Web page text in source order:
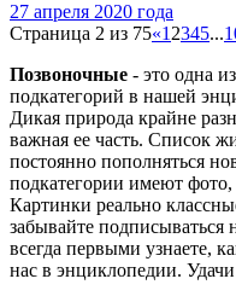
27 апреля 2020 года
Страница 2 из 75«1 2345...
Позвоночные - это одна
подкатегорий в нашей
Дикая природа крайне
важная ее часть. Список
постоянно пополняться
подкатегории имеют
Картинки реально
забывайте подписываться
всегда первыми узнаете,
нас в энциклопедии.